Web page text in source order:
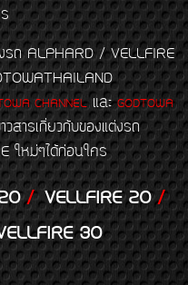
รถ ALPHARD / VELLFIRE
CHANNELและGODTOWA
สารเกี่ยวกับของแต่งรถ
ใหม่ๆได้ก่อนใคร
/VELLFIRE 20/
30